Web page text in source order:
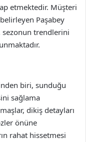
etmektedir. Müşteri
Paşabey
sezonun trendlerini
biri, sunduğu
sağlama
dikiş detayları
önüne
rahat hissetmesi